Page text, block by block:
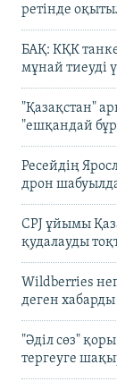
ретінде
БАҚ: КҚК
мұнай тиеуді
"Қазақстан"
"ешқандай
Ресейдің
дрон
CPJ ұйымы
қудалауды
Wildberries
деген
"Әділ сөз"
тергеуге